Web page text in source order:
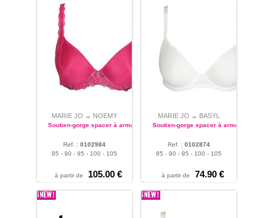
MARIE JO → NOEMY
Soutien-gorge spacer à armatures
Ref. : 0102984
85 - 90 - 95 - 100 - 105
à partir de 105.00 €
MARIE JO → BASYL
Soutien-gorge spacer à armatures
Ref. : 0102874
85 - 90 - 95 - 100 - 105
à partir de 74.90 €